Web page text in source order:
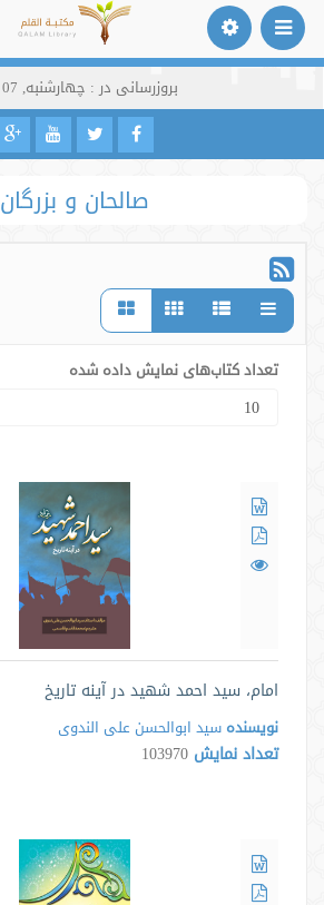
بروزرسانی در : چهارشنبه, 07 آبان 1399
صالحان و بزرگان
تعداد کتاب‌های نمایش داده شده
امام، سید احمد شهید در آینه تاریخ
نویسنده سید ابوالحسن علی الندوی
تعداد نمایش 103970